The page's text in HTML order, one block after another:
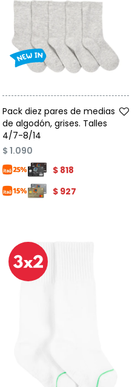
Pack diez pares de medias
de algodón, grises. Talles
4/7-8/14
$ 1.090
$ 818
$ 927